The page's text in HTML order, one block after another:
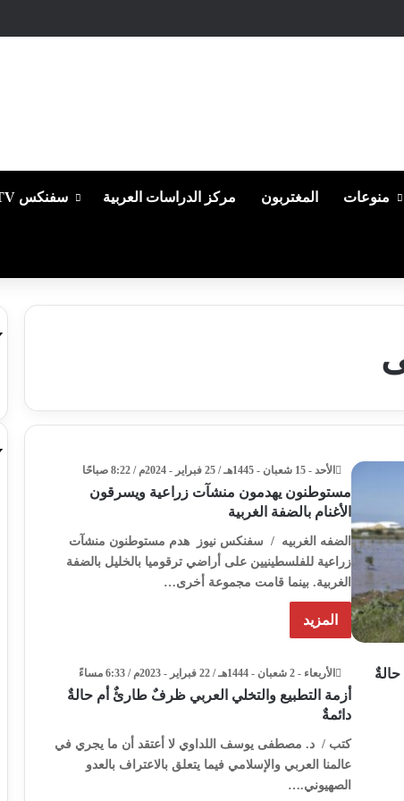
منوعات المغتربون مركز الدراسات العربية سفنكس TV
الأحد - 15 شعبان - 1445هـ / 25 فبراير - 2024م / 8:22 صباحًا
مستوطنون يهدمون منشآت زراعية ويسرقون
الأغنام بالضفة الغربية
الضفه الغربيه / سفنكس نيوز هدم مستوطنون منشآت
زراعية للفلسطينيين على أراضي ترقوميا بالخليل بالضفة
الغربية. بينما قامت مجموعة أخرى…
المزيد
الأربعاء - 2 شعبان - 1444هـ / 22 فبراير - 2023م / 6:33 مساءً
أزمة التطبيع والتخلي العربي ظرفٌ طارئٌ أم حالةٌ
دائمةٌ
كتب / د. مصطفى يوسف اللداوي لا أعتقد أن ما يجري في
عالمنا العربي والإسلامي فيما يتعلق بالاعتراف بالعدو
الصهيوني.…